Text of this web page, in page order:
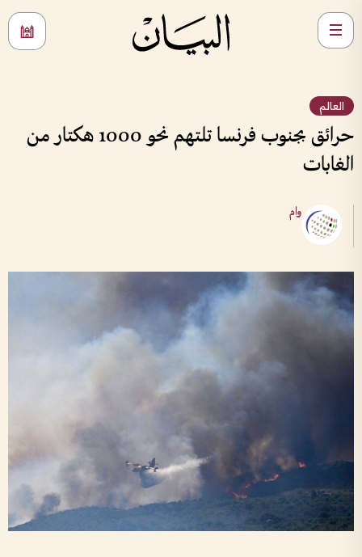
العالم
حرائق بجنوب فرنسا تلتهم نحو 1000 هكتار من
الغابات
وام